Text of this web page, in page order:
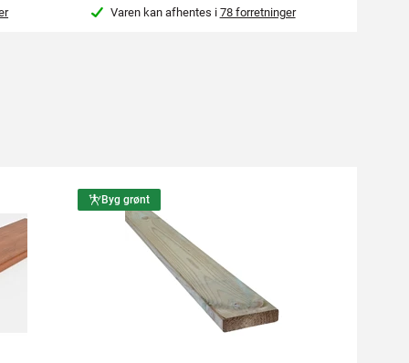
Varen kan afhentes i 78 forretninger
Byg grønt